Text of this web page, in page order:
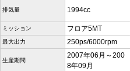
排気量 1994cc
ミッション フロア5MT
最大出力 250ps/6000rpm
生産期間
2007年06月～200
8年09月